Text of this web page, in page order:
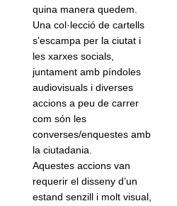
quina manera quedem.
Una col·lecció de cartells
s’escampa per la ciutat i
les xarxes socials,
juntament amb píndoles
audiovisuals i diverses
accions a peu de carrer
com són les
converses/enquestes amb
la ciutadania.
Aquestes accions van
requerir el disseny d’un
estand senzill i molt visual,